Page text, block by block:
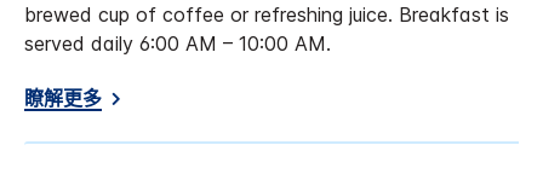
brewed cup of coffee or refreshing juice. Breakfast is
served daily 6:00 AM – 10:00 AM.
瞭解更多